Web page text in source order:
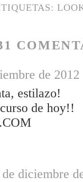
de 2012
estilazo!
de hoy!!
de diciembre